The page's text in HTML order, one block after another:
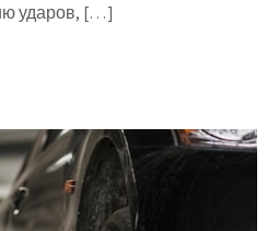
ударов, […]